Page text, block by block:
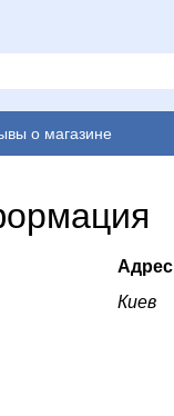
о магазине
Адрес
Киев